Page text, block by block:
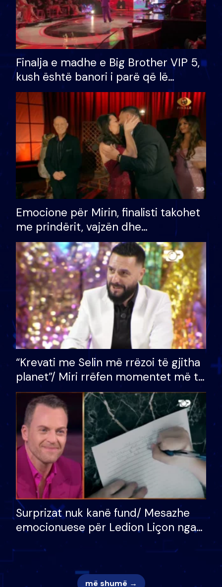
Finalja e madhe e Big Brother VIP 5,
kush është banori i parë që lë
shtëpinë dhe humb mundësinë për
të fituar çmimin e madh
Emocione për Mirin, finalisti takohet
me prindërit, vajzën dhe
bashkëshorten: S’kemi ndonjë letër
divorci apo jo?
“Krevati me Selin më rrëzoi të gjitha
planet”/ Miri rrëfen momentet më të
bukura në shtëpinë e BB VIP: Do më
mungojë zilja e mëngjesit kur…
Surprizat nuk kanë fund/ Mesazhe
emocionuese për Ledion Liçon nga
nëna dhe fëmijët e tij, moderatori
nuk i mban dot lotët: Nuk meritoj…
më shumë →